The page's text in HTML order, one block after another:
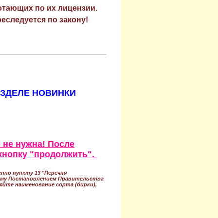
по их лицензии.
по закону!
НОВИНКИ
не нужна! После
"продолжить".
пункту 13 "Перечня
Постановлением Правительства
наименование сорта (бирки),